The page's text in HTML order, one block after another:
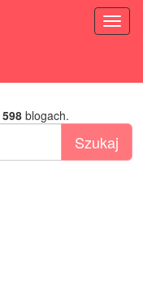
598blogach.